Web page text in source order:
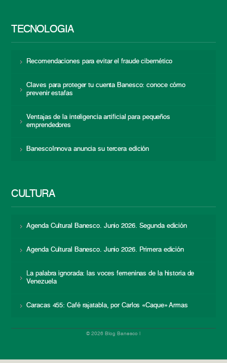
TECNOLOGÍA
Recomendaciones para evitar el fraude cibernético
Claves para proteger tu cuenta Banesco: conoce cómo
prevenir estafas
Ventajas de la inteligencia artificial para pequeños
emprendedores
BanescoInnova anuncia su tercera edición
CULTURA
Agenda Cultural Banesco. Junio 2026. Segunda edición
Agenda Cultural Banesco. Junio 2026. Primera edición
La palabra ignorada: las voces femeninas de la historia de
Venezuela
Caracas 455: Café rajatabla, por Carlos «Caque» Armas
© 2026 Blog Banesco |